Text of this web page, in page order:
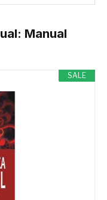
Manual
SALE